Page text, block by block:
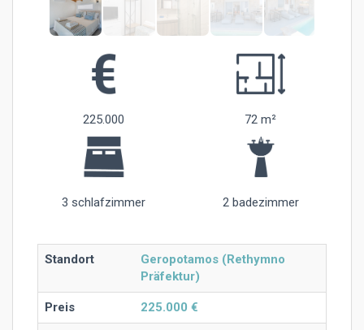
225.000 72 m²
3 schlafzimmer 2 badezimmer
Standort
Geropotamos (Rethymno
Präfektur)
Preis 225.000 €